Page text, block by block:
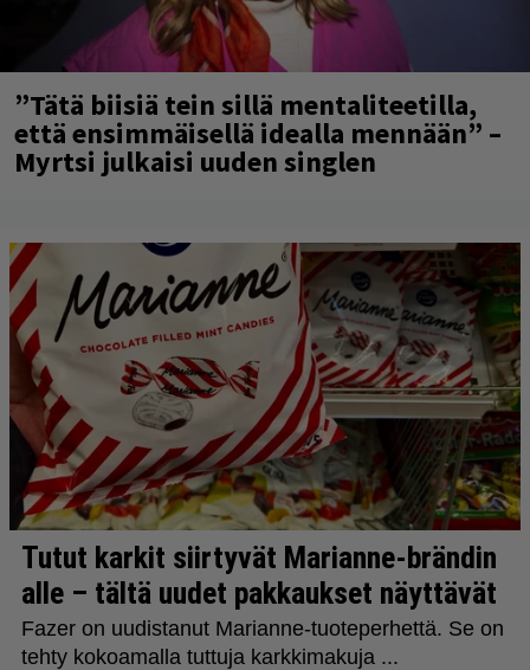
”Tätä biisiä tein sillä mentaliteetilla,
että ensimmäisellä idealla mennään” –
Myrtsi julkaisi uuden singlen